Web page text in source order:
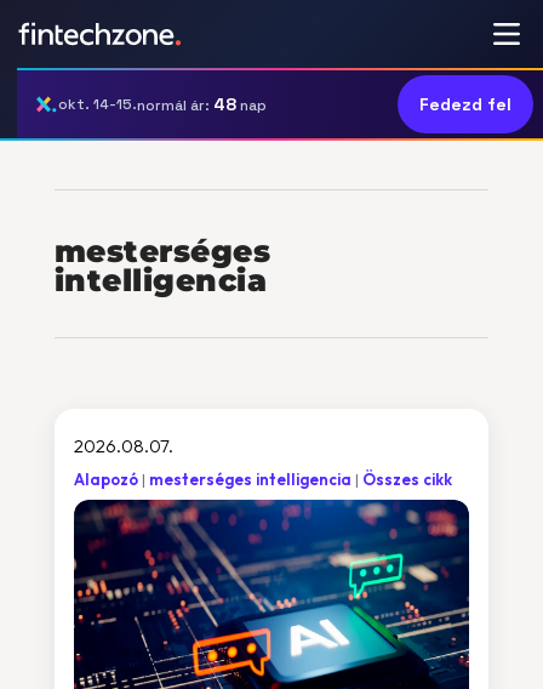
okt. 14-15.normál ár: 48nap Fedezd fel
mesterséges
intelligencia
2026.08.07.
Alapozó mesterséges intelligencia Összes cikk